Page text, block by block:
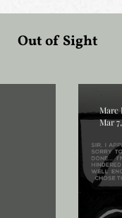
Out of Sight
Seks
Rusland
Marc
Mar